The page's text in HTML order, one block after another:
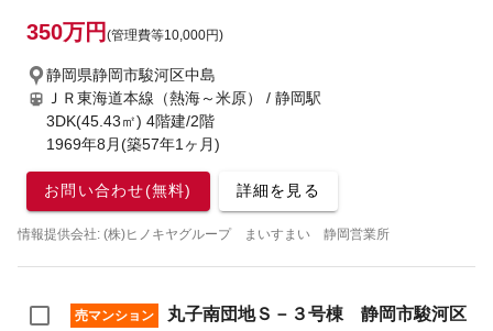
350万円 (管理費等10,000円)
静岡県静岡市駿河区中島
ＪＲ東海道本線（熱海～米原） / 静岡駅
3DK(45.43㎡) 4階建/2階
1969年8月(築57年1ヶ月)
お問い合わせ(無料) 詳細を見る
情報提供会社: (株)ヒノキヤグループ まいすまい 静岡営業所
売マンション
丸子南団地Ｓ－３号棟 静岡市駿河区